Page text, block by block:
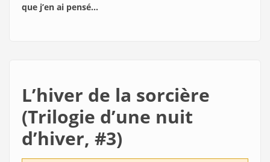
que j’en ai pensé…
L’hiver de la sorcière
(Trilogie d’une nuit
d’hiver, #3)